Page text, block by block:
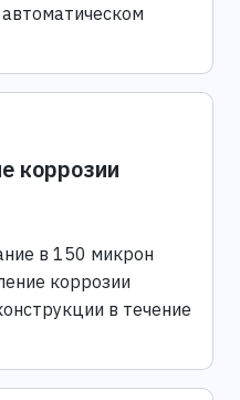
коррозии
в 150 микрон
коррозии
в течение